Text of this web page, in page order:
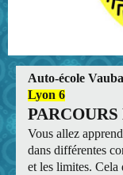
Auto-école
Lyon 6
Vous allez
dans différentes
et les limites. Cela